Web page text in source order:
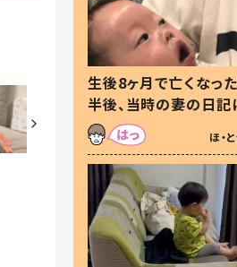
生後8ヶ月で亡くな
半後、当時の妻の日記
た本音とは
ほ・